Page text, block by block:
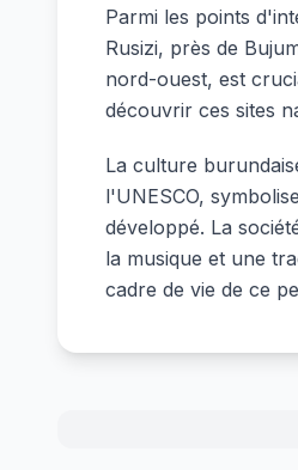
Parmi les points
Rusizi, près de
nord-ouest, est
découvrir ces sites
La culture
l'UNESCO,
développé. La
la musique et une
cadre de vie de ce